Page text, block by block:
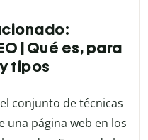
| Qué es, para
tipos
conjunto de técnicas
una página web en los